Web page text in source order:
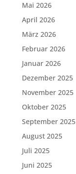
Mai 2026
April 2026
März 2026
Februar 2026
Januar 2026
Dezember 2025
November 2025
Oktober 2025
September 2025
August 2025
Juli 2025
Juni 2025